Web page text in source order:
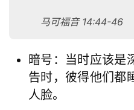
马可福音 14:44-46
暗号：当时应该是
告时，彼得他们都
人脸。